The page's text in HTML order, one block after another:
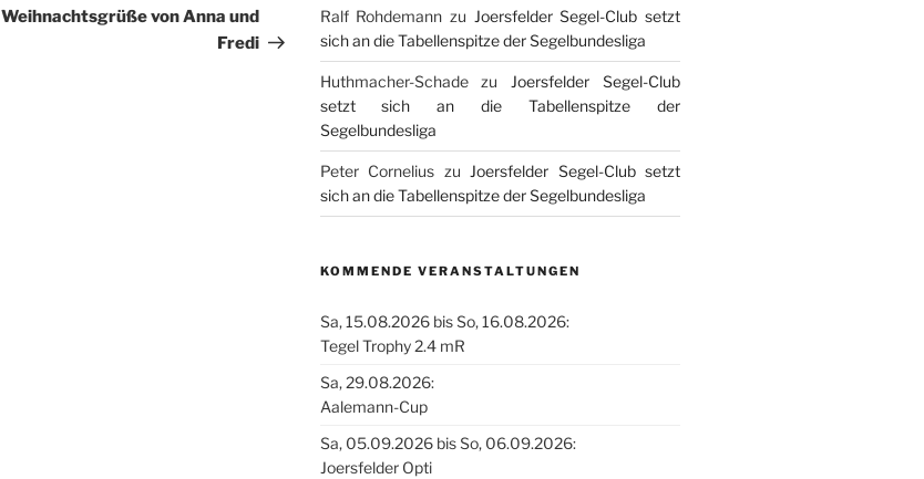
Beitrag
Weihnachtsgrüße von Anna und
Fredi
Ralf Rohdemann zu Joersfelder Segel-Club setzt
sich an die Tabellenspitze der Segelbundesliga
Huthmacher-Schadezu
Joersfelder Segel-Club
setzt sich an die Tabellenspitze der
Segelbundesliga
Peter Cornelius zu
Joersfelder Segel-Club setzt
sich an die Tabellenspitze der Segelbundesliga
KOMMENDE VERANSTALTUNGEN
Sa, 15.08.2026 bis So, 16.08.2026:
Tegel Trophy 2.4 mR
Sa, 29.08.2026:
Aalemann-Cup
Sa, 05.09.2026 bis So, 06.09.2026:
Joersfelder Opti